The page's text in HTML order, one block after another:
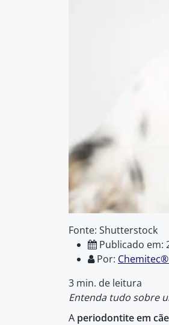
Fonte: Shutterstock
Publicado em:
Por:
3 min. de leitura
Entenda tudo sobre
A periodontite em